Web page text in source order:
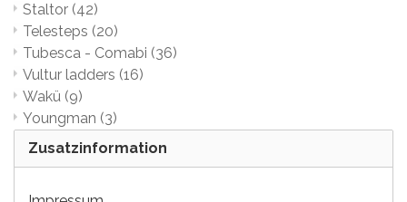
Staltor (42)
Telesteps (20)
Tubesca - Comabi (36)
Vultur ladders (16)
Wakü (9)
Youngman (3)
Zusatzinformation